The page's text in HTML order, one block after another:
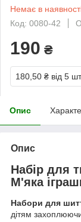
Немає в
Код: 0080-42
190 ₴
180,50 ₴ від 5
Опис
Опис
Набір для
М'яка
Набори для
дітям